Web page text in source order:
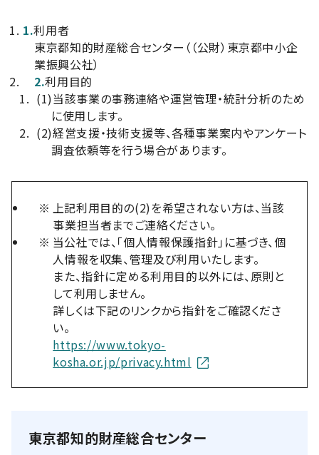
1.利用者
東京都知的財産総合センター（（公財）東京都中小企
業振興公社）
2.利用目的
(1)当該事業の事務連絡や運営管理・統計分析のため
に使用します。
(2)経営支援・技術支援等、各種事業案内やアンケート
調査依頼等を行う場合があります。
※ 上記利用目的の(2)を希望されない方は、当該
事業担当者までご連絡ください。
※ 当公社では、「個人情報保護指針」に基づき、個
人情報を収集、管理及び利用いたします。
また、指針に定める利用目的以外には、原則と
して利用しません。
詳しくは下記のリンクから指針をご確認くださ
い。
https://www.tokyo-
kosha.or.jp/privacy.html
東京都知的財産総合センター